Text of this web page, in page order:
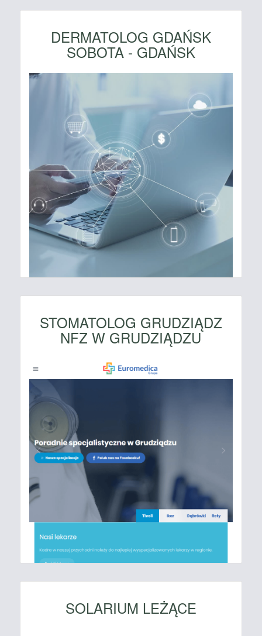
DERMATOLOG GDAŃSK
SOBOTA - GDAŃSK
STOMATOLOG GRUDZIĄDZ
NFZ W GRUDZIĄDZU
SOLARIUM LEŻĄCE